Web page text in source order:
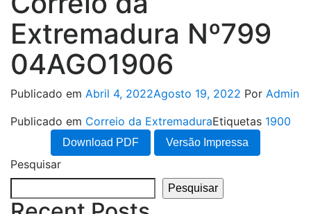
Extremadura Nº799
04AGO1906
Publicado em Abril 4, 2022Agosto 19, 2022 Por Admin
Publicado em Correio da ExtremaduraEtiquetas 1900
Download PDF Versão Impressa
Pesquisar
Pesquisar